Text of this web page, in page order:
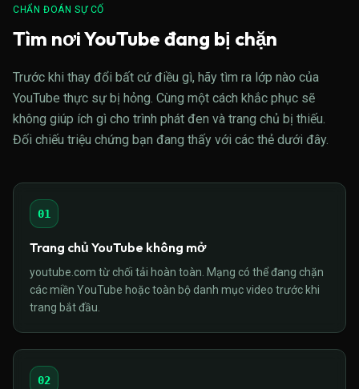
CHẨN ĐOÁN SỰ CỐ
Tìm nơi YouTube đang bị chặn
Trước khi thay đổi bất cứ điều gì, hãy tìm ra lớp nào của
YouTube thực sự bị hỏng. Cùng một cách khắc phục sẽ
không giúp ích gì cho trình phát đen và trang chủ bị thiếu.
Đối chiếu triệu chứng bạn đang thấy với các thẻ dưới đây.
01
Trang chủ YouTube không mở
youtube.com từ chối tải hoàn toàn. Mạng có thể đang chặn
các miền YouTube hoặc toàn bộ danh mục video trước khi
trang bắt đầu.
02